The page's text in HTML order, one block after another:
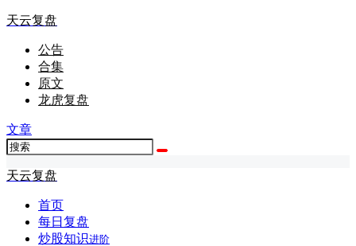
天云复盘
公告
合集
原文
龙虎复盘
文章
天云复盘
首页
每日复盘
炒股知识进阶